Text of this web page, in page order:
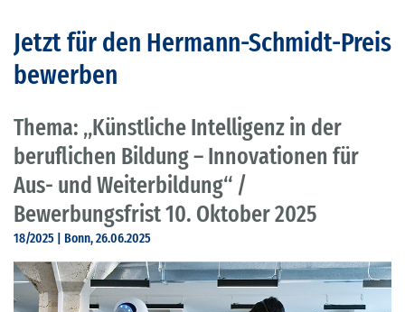
Jetzt für den Hermann-Schmidt-Preis
bewerben
Thema: „Künstliche Intelligenz in der
beruflichen Bildung – Innovationen für
Aus- und Weiterbildung“ /
Bewerbungsfrist 10. Oktober 2025
18/2025 | Bonn, 26.06.2025